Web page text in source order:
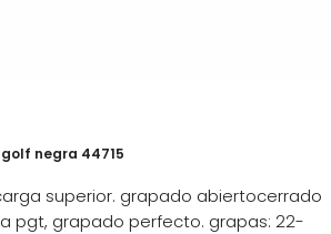
negra 44715
superior. grapado abiertocerrado
pgt, grapado perfecto. grapas: 22-